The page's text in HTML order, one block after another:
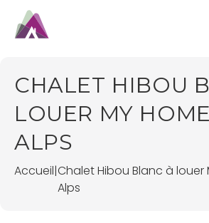
CHALET HIBOU
LOUER MY
ALPS
Accueil|Chalet Hibou Blanc à louer
Alps